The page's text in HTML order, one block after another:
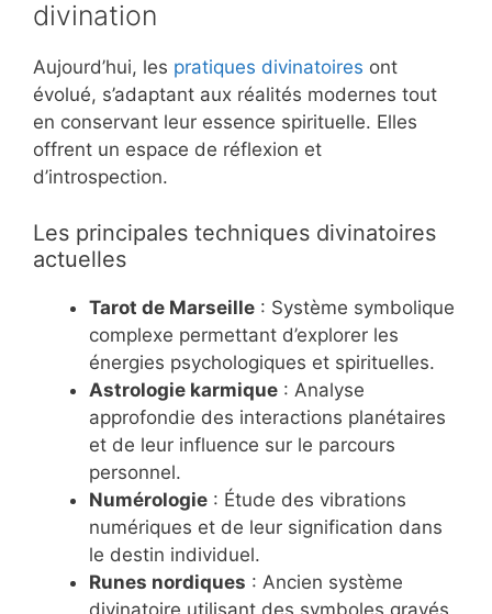
divination
Aujourd’hui, les pratiques divinatoires ont
évolué, s’adaptant aux réalités modernes tout
en conservant leur essence spirituelle. Elles
offrent un espace de réflexion et
d’introspection.
Les principales techniques divinatoires
actuelles
Tarot de Marseille : Système symbolique
complexe permettant d’explorer les
énergies psychologiques et spirituelles.
Astrologie karmique : Analyse
approfondie des interactions planétaires
et de leur influence sur le parcours
personnel.
Numérologie : Étude des vibrations
numériques et de leur signification dans
le destin individuel.
Runes nordiques : Ancien système
divinatoire utilisant des symboles gravés